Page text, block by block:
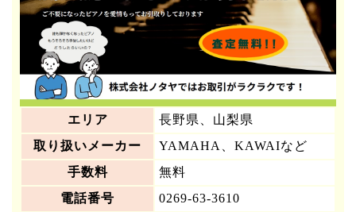
エリア
長野県、山梨県
取り扱いメーカー
YAMAHA、KAWAIなど
手数料
無料
電話番号
0269-63-3610